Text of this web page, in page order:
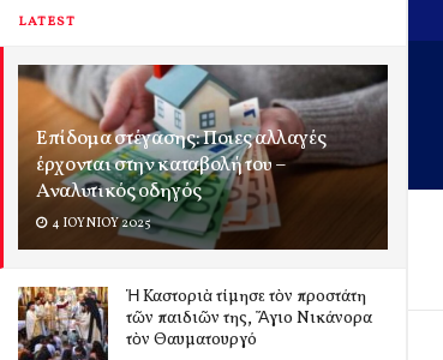
LATEST
Επίδομα στέγασης: Ποιες αλλαγές
έρχονται στην καταβολή του –
Αναλυτικός οδηγός
4 ΙΟΥΝΊΟΥ 2025
Ἡ Καστοριὰ τίμησε τὸν προστάτη
τῶν παιδιῶν της, Ἅγιο Νικάνορα
τὸν Θαυματουργό